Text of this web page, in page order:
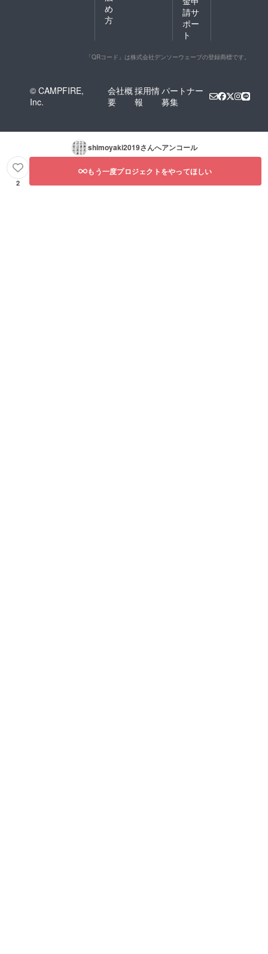
め
方
請サ
ポー
ト
「QRコード」は株式会社デンソーウェーブの登録商標です。
© CAMPFIRE,
Inc.
会社概
要
採用情
報
パートナー
募集
shimoyaki2019さんへアンコール
2
もう一度プロジェクトをやってほしい